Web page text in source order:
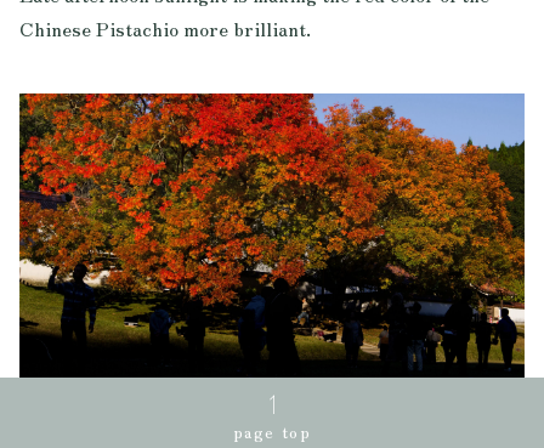
Chinese Pistachio more brilliant.
page top